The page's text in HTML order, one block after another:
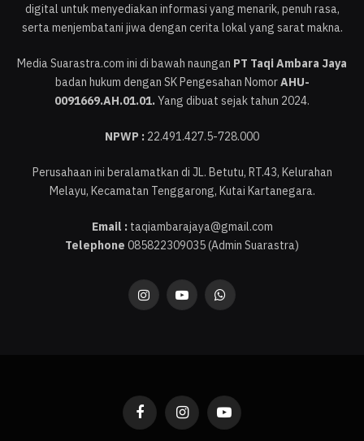
digital untuk menyediakan informasi yang menarik, penuh rasa,
serta menjembatani jiwa dengan cerita lokal yang sarat makna.
Media Suarastra.com ini di bawah naungan PT Taqi Ambara Jaya
badan hukum dengan SK Pengesahan NomorAHU-
0091669.AH.01.01.Yang dibuat sejak tahun 2024.
NPWP : 22.491.427.5-728.000
Perusahaan ini beralamatkan di JL. Betutu, RT.43, Kelurahan
Melayu, Kecamatan Tenggarong, Kutai Kartanegara.
Email :taqiambarajaya@gmail.com
Telephone 085822309035 (Admin Suarastra)
InstagramYouTubeWhatsApp
FacebookInstagramYouTube